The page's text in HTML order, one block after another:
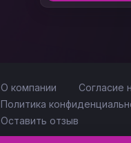
О компании Согласие
Политика
Оставить отзыв